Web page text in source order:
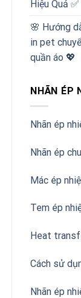
Hiệu Quả ✅
🌸 Hướng
in pet
quần áo 💖
NHÃN ÉP
Nhãn ép
Nhãn ép
Mác ép
Tem ép
Heat
Cách sử
Nhãn ép